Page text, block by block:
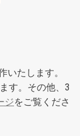
いたします。
す。その他、3
ジをご覧くださ